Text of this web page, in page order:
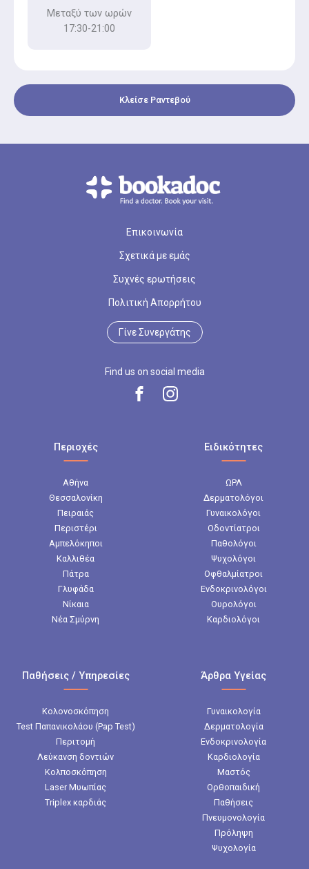
Μεταξύ των ωρών
17:30-21:00
Κλείσε Ραντεβού
Επικοινωνία
Σχετικά με εμάς
Συχνές ερωτήσεις
Πολιτική Απορρήτου
Γίνε Συνεργάτης
Find us on social media
Περιοχές
Αθήνα
Θεσσαλονίκη
Πειραιάς
Περιστέρι
Αμπελόκηποι
Καλλιθέα
Πάτρα
Γλυφάδα
Νίκαια
Νέα Σμύρνη
Ειδικότητες
ΩΡΛ
Δερματολόγοι
Γυναικολόγοι
Οδοντίατροι
Παθολόγοι
Ψυχολόγοι
Οφθαλμίατροι
Ενδοκρινολόγοι
Ουρολόγοι
Καρδιολόγοι
Παθήσεις / Υπηρεσίες
Κολονοσκόπηση
Test Παπανικολάου (Pap Test)
Περιτομή
Λεύκανση δοντιών
Κολποσκόπηση
Laser Μυωπίας
Triplex καρδιάς
Άρθρα Υγείας
Γυναικολογία
Δερματολογία
Ενδοκρινολογία
Καρδιολογία
Μαστός
Ορθοπαιδική
Παθήσεις
Πνευμονολογία
Πρόληψη
Ψυχολογία